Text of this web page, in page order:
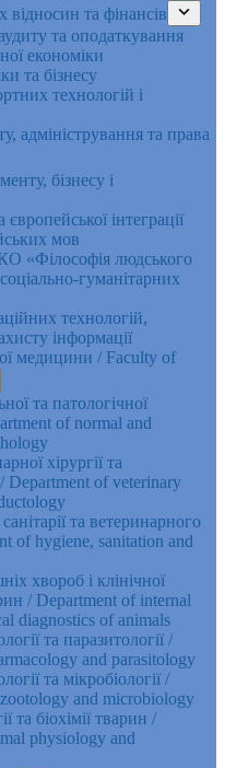
відносин та фінансів
та оподаткування
економіки
та бізнесу
технологій і
адміністрування та права
бізнесу і
інтеграції
мов
«Філософія людського
гуманітарних
технологій,
інформації
медицини / Faculty of
та патологічної
of normal and
хірургії та
/ Department of veterinary
та ветеринарного
of hygiene, sanitation and
хвороб і клінічної
/ Department of internal
diagnostics of animals
та паразитології /
and parasitology
та мікробіології /
and microbiology
та біохімії тварин /
physiology and